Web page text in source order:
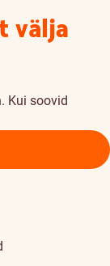
välja
Kui soovid